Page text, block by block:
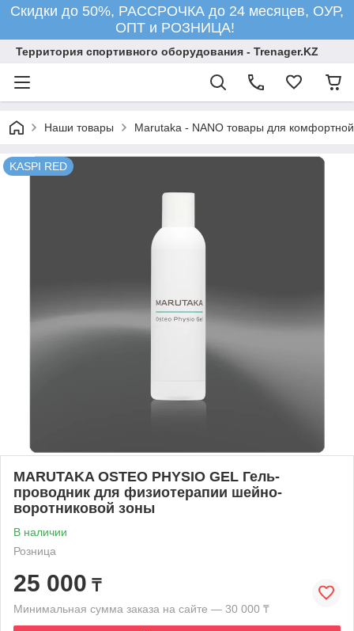
Скидки до 50%, РАССРОЧКА до 24 месяцев, ОУР,
ОПТ и РОЗНИЦА!
Территория спортивного оборудования - Trenager.KZ
Наши товары Marutaka - NANO товары для
KASPI RED
MARUTAKA OSTEO PHYSIO GEL Гель-
проводник для физиотерапии шейно-
воротниковой зоны
В наличии
Розница
25 000 ₸
Минимальная сумма заказа на сайте — 30 000 ₸